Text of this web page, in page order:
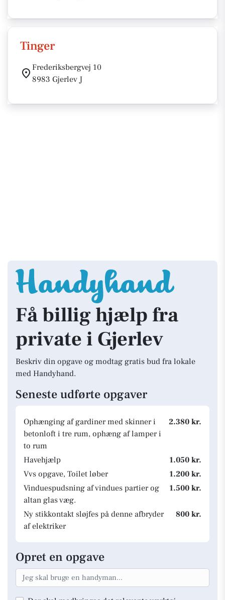
Tinger
Frederiksbergvej 10
8983 Gjerlev J
Få billig hjælp fra
private i Gjerlev
Beskriv din opgave og modtag gratis bud fra lokale
med Handyhand.
Seneste udførte opgaver
Ophænging af gardiner med skinner i
betonloft i tre rum, ophæng af lamper i
to rum
2.380 kr.
Havehjælp
1.050 kr.
Vvs opgave, Toilet løber
1.200 kr.
Vinduespudsning af vindues partier og
altan glas væg.
1.500 kr.
Ny stikkontakt sløjfes på denne afbryder
af elektriker
800 kr.
Opret en opgave